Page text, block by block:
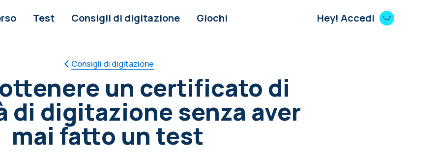
Test Consigli di digitazione Giochi Hey! Accedi
Consigli di digitazione
un certificato di
di digitazione senza aver
mai fatto un test